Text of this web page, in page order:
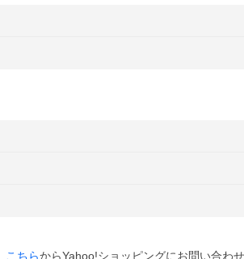
こちらからYahoo!ショッピングにお問い合わせ